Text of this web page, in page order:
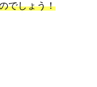
でしょう！